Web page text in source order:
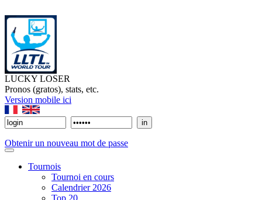
LUCKY LOSER
Pronos (gratos), stats, etc.
Version mobile ici
Obtenir un nouveau mot de passe
Tournois
Tournoi en cours
Calendrier 2026
Top 20